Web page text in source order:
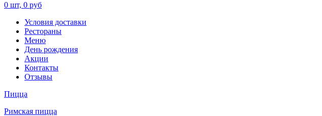
0 шт, 0 руб
Условия доставки
Рестораны
Меню
День рождения
Акции
Контакты
Отзывы
Пицца
Римская пицца